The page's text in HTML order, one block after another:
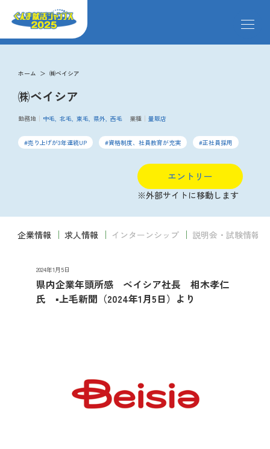
メ
求人検索
イベント
クローズアップ企業
先輩社員の声
ホーム ㈱ベイシア
㈱ベイシア
勤務地 中毛 北毛 東毛 県外 西毛 業種 量販店
売り上げが3年連続UP 資格制度、社員教育が充実 正社員採用
エントリー
※外部サイトに移動します
企業情報 求人情報 インターンシップ 説明会・試験情報
2024年1月5日
県内企業年頭所感 ベイシア社長 相木孝仁
氏 ▪上毛新聞（2024年1月5日）より